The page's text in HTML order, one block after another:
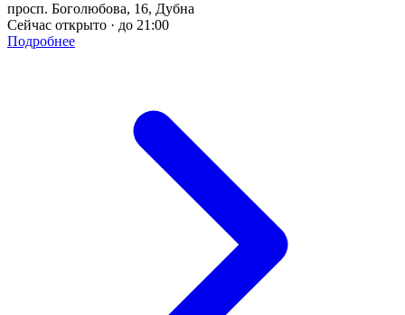
просп. Боголюбова, 16, Дубна
Сейчас открыто · до 21:00
Подробнее